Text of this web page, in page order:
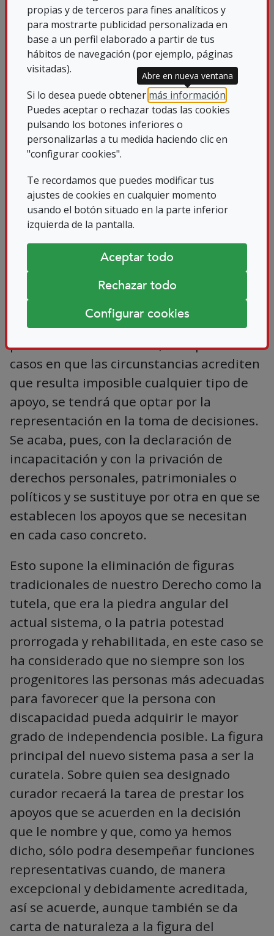
propias y de terceros para fines analíticos y
para mostrarte publicidad personalizada en
base a un perfil elaborado a partir de tus
hábitos de navegación (por ejemplo, páginas
visitadas).
Si lo desea puede obtener más información
Puedes aceptar o rechazar todas las cookies
pulsando los botones inferiores o
personalizarlas a tu medida haciendo clic en
"configurar cookies".
Te recordamos que puedes modificar tus
ajustes de cookies en cualquier momento
usando el botón situado en la parte inferior
izquierda de la pantalla.
Aceptar todo
Rechazar todo
Configurar cookies
Abre en nueva ventana
aún no ha concluido la tramitación
parlamentaria de este proyecto, pero
entendemos que puede ser de interés
comentar sus aspectos más principales.
De acuerdo con los postulados de la
Convención, el sistema que se establece
en este proyecto de norma parte de que
es la propia persona con discapacidad
quien ha de adoptar sus decisiones, y
para ello se establece un sistema de
apoyo a quienes lo precisen, apoyo que va
desde la eliminación de cualquier tipo de
barreras a la posible toma de decisiones
delegadas por la persona con
discapacidad. Esta delegación tendrá más
o menos intensidad según las
circunstancias concretas de cada
persona. Evidentemente, en aquellos
casos en que las circunstancias acrediten
que resulta imposible cualquier tipo de
apoyo, se tendrá que optar por la
representación en la toma de decisiones.
Se acaba, pues, con la declaración de
incapacitación y con la privación de
derechos personales, patrimoniales o
políticos y se sustituye por otra en que se
establecen los apoyos que se necesitan
en cada caso concreto.
Esto supone la eliminación de figuras
tradicionales de nuestro Derecho como la
tutela, que era la piedra angular del
actual sistema, o la patria potestad
prorrogada y rehabilitada, en este caso se
ha considerado que no siempre son los
progenitores las personas más adecuadas
para favorecer que la persona con
discapacidad pueda adquirir le mayor
grado de independencia posible. La figura
principal del nuevo sistema pasa a ser la
curatela. Sobre quien sea designado
curador recaerá la tarea de prestar los
apoyos que se acuerden en la decisión
que le nombre y que, como ya hemos
dicho, sólo podra desempeñar funciones
representativas cuando, de manera
excepcional y debidamente acreditada,
así se acuerde, aunque también se da
carta de naturaleza a la figura del